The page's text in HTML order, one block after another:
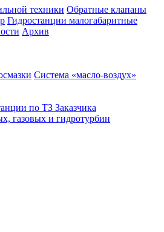
техники Обратные клапаны
Гидростанции малогабаритные
Архив
Система «масло-воздух»
по ТЗ Заказчика
газовых и гидротурбин